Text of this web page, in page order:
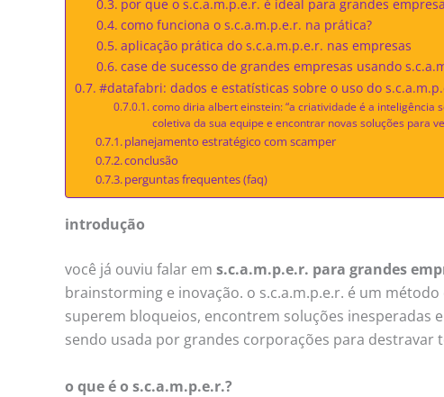
por que o s.c.a.m.p.e.r. é ideal para grandes
como funciona o s.c.a.m.p.e.r. na prática?
aplicação prática do s.c.a.m.p.e.r. nas empresas
case de sucesso de grandes empresas usando
#datafabri: dados e estatísticas sobre o uso do
como diria albert einstein: “a criatividade é a
coletiva da sua equipe e encontrar novas soluções para
planejamento estratégico com scamper
conclusão
perguntas frequentes (faq)
introdução
você já ouviu falar em s.c.a.m.p.e.r. para grandes
brainstorming e inovação. o s.c.a.m.p.e.r. é um
superem bloqueios, encontrem soluções inesperadas
sendo usada por grandes corporações para
o que é o s.c.a.m.p.e.r.?